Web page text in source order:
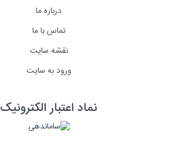
درباره ما
تماس با ما
نقشه سایت
ورود به سایت
نماد اعتبار الکترونیک